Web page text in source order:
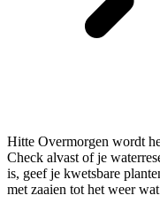
Hitte Overmorgen wordt
Check alvast of je
is, geef je kwetsbare
met zaaien tot het weer